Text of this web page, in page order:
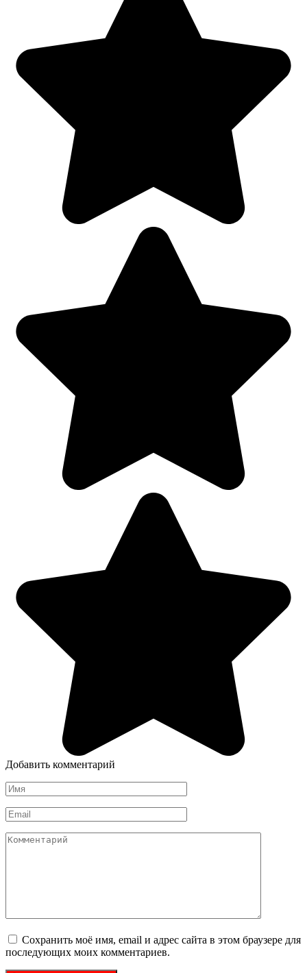
Добавить комментарий
Имя
*
Email
*
Комментарий
Сохранить моё имя, email и адрес сайта в этом браузере для
последующих моих комментариев.